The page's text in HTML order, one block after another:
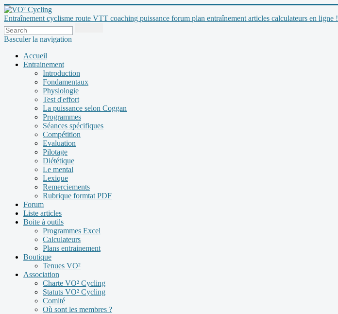
Entraînement cyclisme route VTT coaching puissance forum plan entraînement articles calculateurs en ligne !
Basculer la navigation
Accueil
Entrainement
Introduction
Fondamentaux
Physiologie
Test d'effort
La puissance selon Coggan
Programmes
Séances spécifiques
Compétition
Evaluation
Pilotage
Diététique
Le mental
Lexique
Remerciements
Rubrique formtat PDF
Forum
Liste articles
Boite à outils
Programmes Excel
Calculateurs
Plans entrainement
Boutique
Tenues VO²
Association
Charte VO² Cycling
Statuts VO² Cycling
Comité
Où sont les membres ?